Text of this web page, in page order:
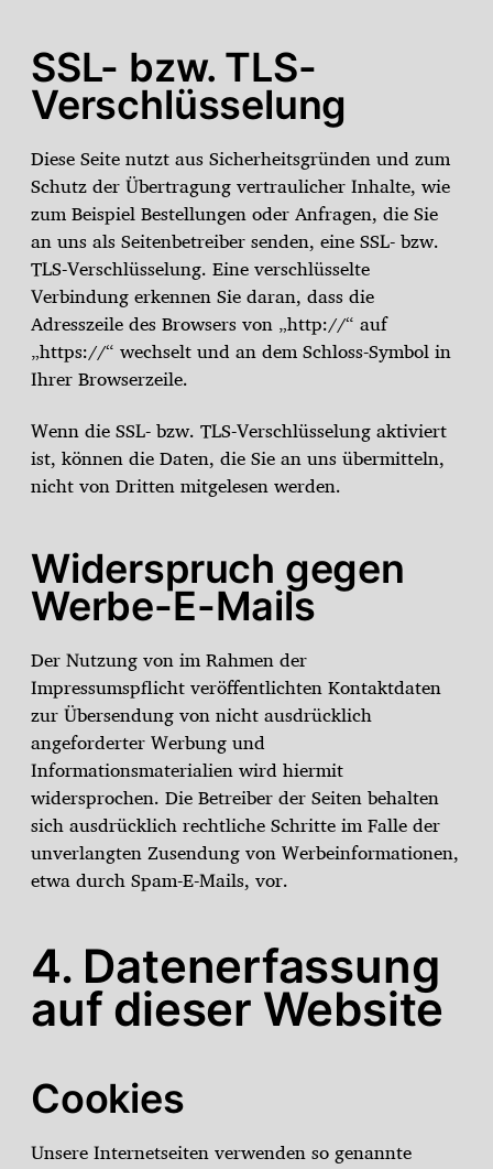
SSL- bzw. TLS-
Verschlüsselung
Diese Seite nutzt aus Sicherheitsgründen und zum
Schutz der Übertragung vertraulicher Inhalte, wie
zum Beispiel Bestellungen oder Anfragen, die Sie
an uns als Seitenbetreiber senden, eine SSL- bzw.
TLS-Verschlüsselung. Eine verschlüsselte
Verbindung erkennen Sie daran, dass die
Adresszeile des Browsers von „http://“ auf
„https://“ wechselt und an dem Schloss-Symbol in
Ihrer Browserzeile.
Wenn die SSL- bzw. TLS-Verschlüsselung aktiviert
ist, können die Daten, die Sie an uns übermitteln,
nicht von Dritten mitgelesen werden.
Widerspruch gegen
Werbe-E-Mails
Der Nutzung von im Rahmen der
Impressumspflicht veröffentlichten Kontaktdaten
zur Übersendung von nicht ausdrücklich
angeforderter Werbung und
Informationsmaterialien wird hiermit
widersprochen. Die Betreiber der Seiten behalten
sich ausdrücklich rechtliche Schritte im Falle der
unverlangten Zusendung von Werbeinformationen,
etwa durch Spam-E-Mails, vor.
4. Datenerfassung
auf dieser Website
Cookies
Unsere Internetseiten verwenden so genannte